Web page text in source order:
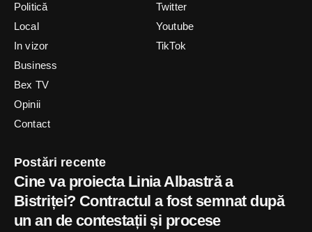
Politică
Local
In vizor
Business
Bex TV
Opinii
Contact
Twitter
Youtube
TikTok
Postări recente
Cine va proiecta Linia Albastră a
Bistriței? Contractul a fost semnat după
un an de contestații și procese